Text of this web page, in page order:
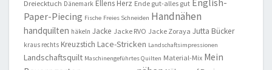
Dreiecktuch Dänemark Ellens Herz Ende gut-alles gut
Paper-Piecing Fische Freies Schneiden Handnähen
handquilten häkeln Jacke Jacke RVO Jacke Zoraya Jutta Bücker
kraus rechts Kreuzstich Lace-Stricken Landschaftsimpressionen
Landschaftsquilt Maschinengeführtes Quilten Material-Mix Mein